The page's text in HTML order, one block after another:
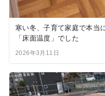
寒い冬、子育て家庭で本当
「床面温度」でした
2026年3月11日